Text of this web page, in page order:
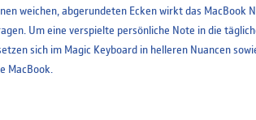
Portugiesisch Tastatur Layout
weichen, abgerundeten Ecken wirkt das MacBook
Um eine verspielte persönliche Note in die
sich im Magic Keyboard in helleren Nuancen
MacBook.